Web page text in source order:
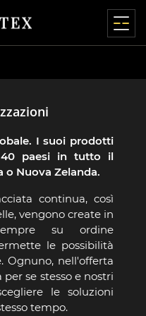
RDZ
la tapparella
I suoi prodotti
paesi in tutto il
o Nuova Zelanda.
continua, così
vengono create in
su ordine
le possibilità
Ognuno, nell'offerta
se stesso e nostri
le soluzioni
tempo.